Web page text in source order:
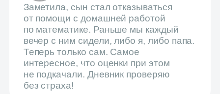
Начните учиться
сейчас — летом
выгоднее!